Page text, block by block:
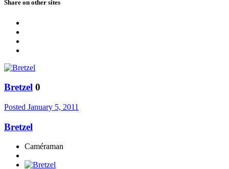
Share on other sites
Bretzel 0
Posted January 5, 2011
Bretzel
Caméraman